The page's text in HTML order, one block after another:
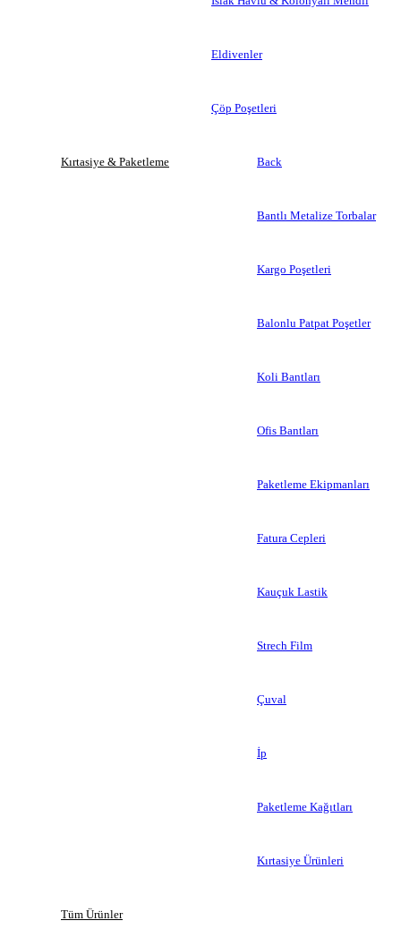
Eldivenler
Çöp Poşetleri
Kırtasiye & Paketleme Back
Bantlı Metalize Torbalar
Kargo Poşetleri
Balonlu Patpat Poşetler
Koli Bantları
Ofis Bantları
Paketleme Ekipmanları
Fatura Cepleri
Kauçuk Lastik
Strech Film
Çuval
İp
Paketleme Kağıtları
Kırtasiye Ürünleri
Tüm Ürünler